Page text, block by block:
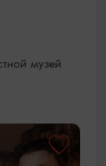
музей